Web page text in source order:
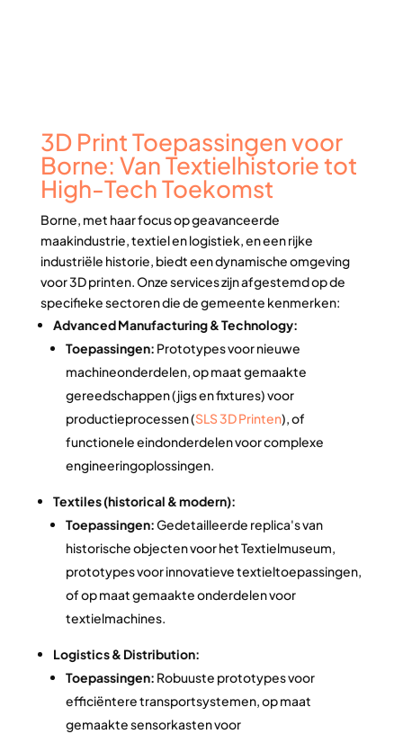
3D Print Toepassingen voor
Borne: Van Textielhistorie tot
High-Tech Toekomst
Borne, met haar focus op geavanceerde
maakindustrie, textiel en logistiek, en een rijke
industriële historie, biedt een dynamische omgeving
voor 3D printen. Onze services zijn afgestemd op de
specifieke sectoren die de gemeente kenmerken:
Advanced Manufacturing & Technology:
Toepassingen: Prototypes voor nieuwe
machineonderdelen, op maat gemaakte
gereedschappen (jigs en fixtures) voor
productieprocessen (SLS 3D Printen), of
functionele eindonderdelen voor complexe
engineeringoplossingen.
Textiles (historical & modern):
Toepassingen:Gedetailleerde replica's van
historische objecten voor het Textielmuseum,
prototypes voor innovatieve textieltoepassingen,
of op maat gemaakte onderdelen voor
textielmachines.
Logistics & Distribution:
Toepassingen: Robuuste prototypes voor
efficiëntere transportsystemen, op maat
gemaakte sensorkasten voor